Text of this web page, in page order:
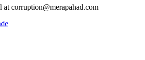
at corruption@merapahad.com